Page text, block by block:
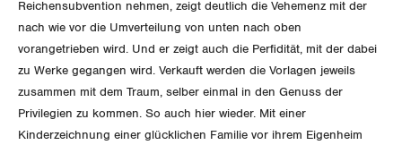
Bestellformular
Feministische Kommission
Jugendkommission
Migrationskommission
ANGESCHLOSSENE VERBÄNDE
OFFENE STELLEN
AGENDA
Medienmitteilungen
Dossier
Vernehmlassungen
Bücher/Broschüren
Kontakt
Reichensubvention nehmen, zeigt deutlich die Vehemenz mit der
nach wie vor die Umverteilung von unten nach oben
vorangetrieben wird. Und er zeigt auch die Perfidität, mit der dabei
zu Werke gegangen wird. Verkauft werden die Vorlagen jeweils
zusammen mit dem Traum, selber einmal in den Genuss der
Privilegien zu kommen. So auch hier wieder. Mit einer
Kinderzeichnung einer glücklichen Familie vor ihrem Eigenheim